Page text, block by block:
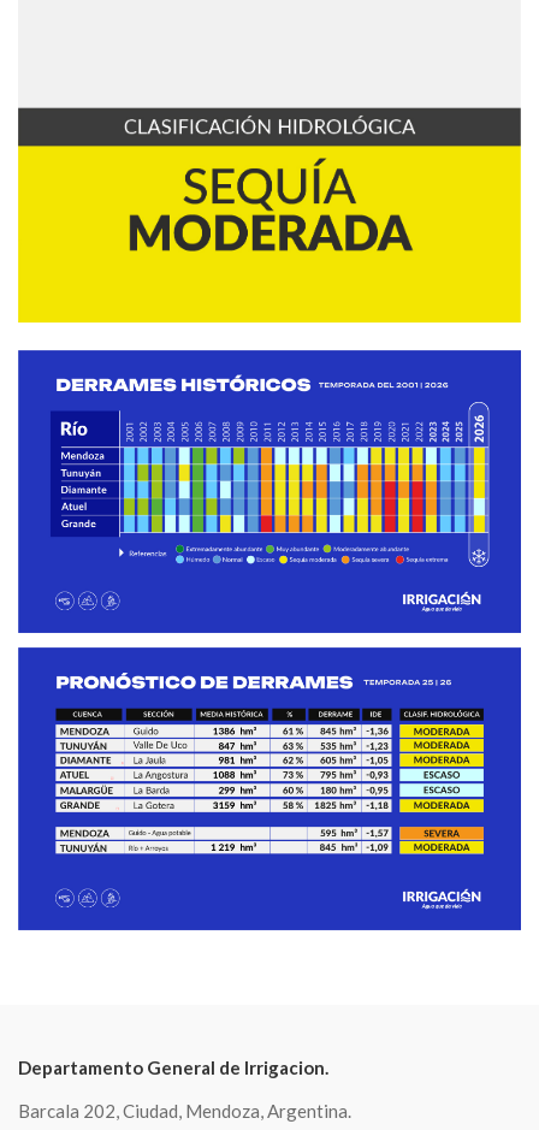
Departamento General de Irrigacion.
Barcala 202, Ciudad, Mendoza, Argentina.